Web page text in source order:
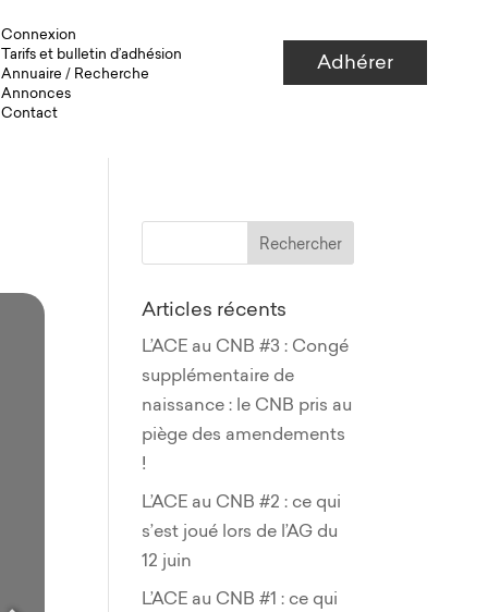
Connexion
Tarifs et bulletin d’adhésion
Annuaire / Recherche
Annonces
Contact
Adhérer
Articles récents
L’ACE au CNB #3 : Congé
supplémentaire de
naissance : le CNB pris au
piège des amendements
!
L’ACE au CNB #2 : ce qui
s’est joué lors de l’AG du
12 juin
L’ACE au CNB #1 : ce qui